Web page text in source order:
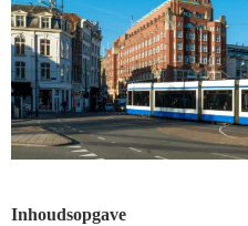
Inhoudsopgave